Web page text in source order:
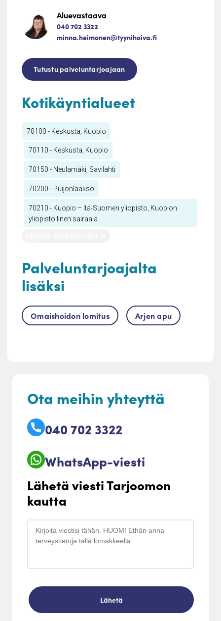
Aluevastaava
040 702 3322
minna.heimonen@tyynihoiva.fi
Tutustu palveluntarjoajaan
Kotikäyntialueet
70100 - Keskusta, Kuopio
70110 - Keskusta, Kuopio
70150 - Neulamäki, Savilahti
70200 - Puijonlaakso
70210 - Kuopio – Itä-Suomen yliopisto, Kuopion
yliopistollinen sairaala
Palveluntarjoajalta
lisäksi
Omaishoidon lomitus Arjen apu
Ota meihin yhteyttä
040 702 3322
WhatsApp-viesti
Lähetä viesti Tarjoomon
kautta